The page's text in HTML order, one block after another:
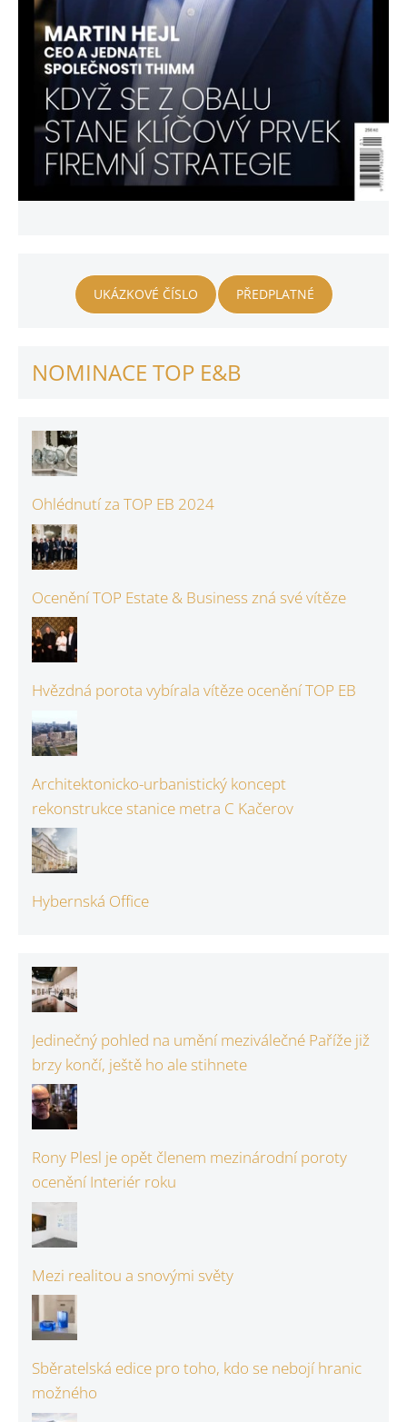
UKÁZKOVÉ ČÍSLO PŘEDPLATNÉ
NOMINACE TOP E&B
Ohlédnutí za TOP EB 2024
Ocenění TOP Estate & Business zná své vítěze
Hvězdná porota vybírala vítěze ocenění TOP EB
Architektonicko-urbanistický koncept
rekonstrukce stanice metra C Kačerov
Hybernská Office
Jedinečný pohled na umění meziválečné Paříže již
brzy končí, ještě ho ale stihnete
Rony Plesl je opět členem mezinárodní poroty
ocenění Interiér roku
Mezi realitou a snovými světy
Sběratelská edice pro toho, kdo se nebojí hranic
možného